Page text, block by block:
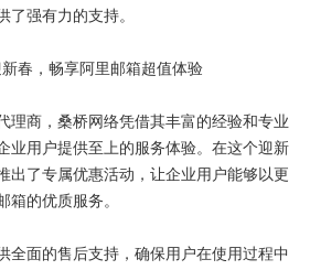
了强有力的支持。
春，畅享阿里邮箱超值体验
理商，桑桥网络凭借其丰富的经验和专业
业用户提供至上的服务体验。在这个迎新
出了专属优惠活动，让企业用户能够以更
箱的优质服务。
全面的售后支持，确保用户在使用过程中